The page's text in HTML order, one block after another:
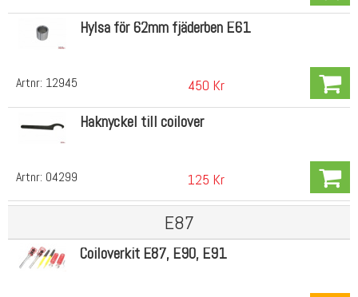
Artnr: 12945
Hylsa för 62mm fjäderben E61
450 Kr
Artnr: 04299
Haknyckel till coilover
125 Kr
E87
Coiloverkit E87, E90, E91